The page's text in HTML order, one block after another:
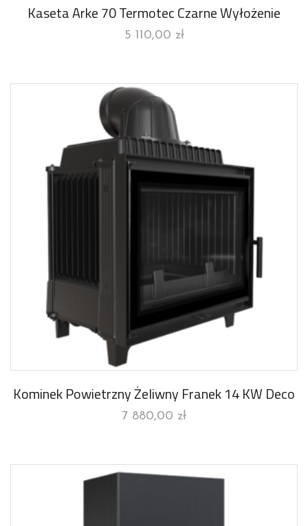
Kaseta Arke 70 Termotec Czarne Wyłożenie
5 110,00 zł
Kominek Powietrzny Żeliwny Franek 14 KW Deco
7 880,00 zł